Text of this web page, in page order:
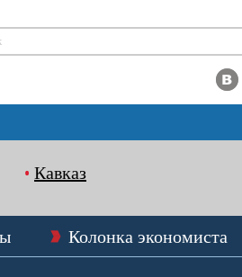
Кавказ
Колонка экономиста